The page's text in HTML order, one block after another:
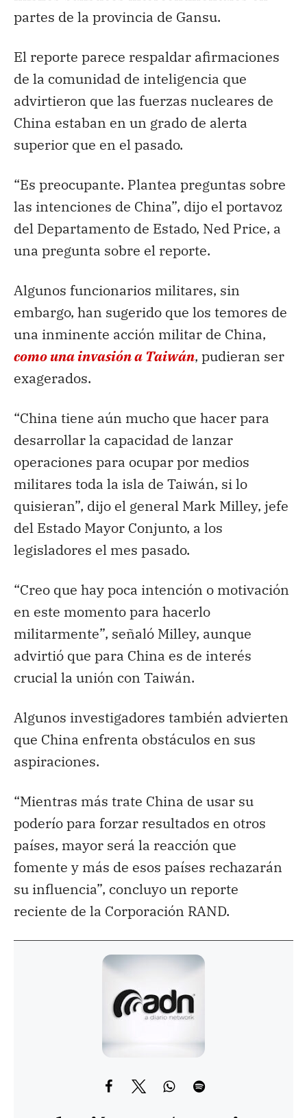
partes de la provincia de Gansu.
El reporte parece respaldar afirmaciones
de la comunidad de inteligencia que
advirtieron que las fuerzas nucleares de
China estaban en un grado de alerta
superior que en el pasado.
“Es preocupante. Plantea preguntas sobre
las intenciones de China”, dijo el portavoz
del Departamento de Estado, Ned Price, a
una pregunta sobre el reporte.
Algunos funcionarios militares, sin
embargo, han sugerido que los temores de
una inminente acción militar de China,
como una invasión a Taiwán, pudieran ser
exagerados.
“China tiene aún mucho que hacer para
desarrollar la capacidad de lanzar
operaciones para ocupar por medios
militares toda la isla de Taiwán, si lo
quisieran”, dijo el general Mark Milley, jefe
del Estado Mayor Conjunto, a los
legisladores el mes pasado.
“Creo que hay poca intención o motivación
en este momento para hacerlo
militarmente”, señaló Milley, aunque
advirtió que para China es de interés
crucial la unión con Taiwán.
Algunos investigadores también advierten
que China enfrenta obstáculos en sus
aspiraciones.
“Mientras más trate China de usar su
poderío para forzar resultados en otros
países, mayor será la reacción que
fomente y más de esos países rechazarán
su influencia”, concluyo un reporte
reciente de la Corporación RAND.